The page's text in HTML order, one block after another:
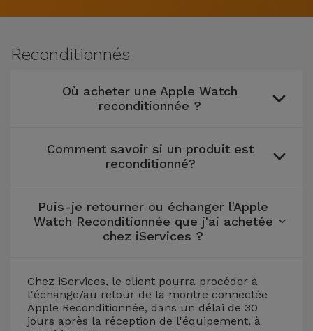
Oppo
TCL
Samsungs
Reconditionnées
Adaptateurs
Coques et
d'Écran
Externes
Ecouteurs
Montres
Connectées
et
Reconditionnés
Où acheter une Apple Watch
reconditionnée ?
Comment savoir si un produit est
reconditionné?
Puis-je retourner ou échanger l'Apple
Watch Reconditionnée que j'ai achetée
chez iServices ?
Chez iServices, le client pourra procéder à
l'échange/au retour de la montre connectée
Apple Reconditionnée, dans un délai de 30
jours après la réception de l'équipement, à